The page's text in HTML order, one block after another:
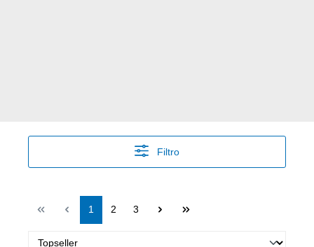
Filtro
Página
1 Página
2 Página
3